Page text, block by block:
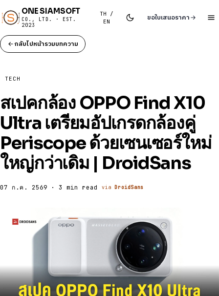
ONE SIAMSOFT
CO., LTD. · EST.
2023
TH /
EN
ขอใบเสนอราคา
กลับไปหน้ารวมบทความ
TECH
สเปคกล้อง OPPO Find X10
Ultra เตรียมอัปเกรดกล้องคู่
Periscope ด้วยเซนเซอร์ใหม่
ใหญ่กว่าเดิม | DroidSans
07 ก.ค. 2569 · 3 min read via DroidSans